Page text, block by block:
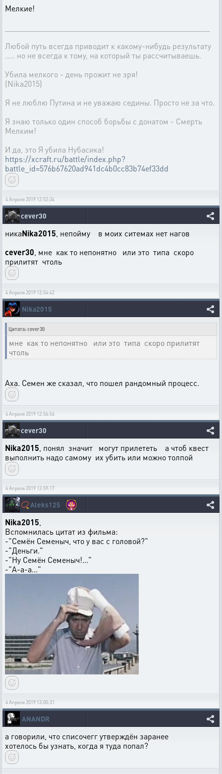
Мелкие!
Любой путь всегда приводит к какому-нибудь результату
..... но не всегда к тому, на который ты рассчитываешь.
Убила мелкого - день прожит не зря!
(Nika2015)
Я не люблю Путина и не уважаю седины. Просто не за что.
Я знаю только один способ борьбы с донатом - Смерть
Мелким!
И да, это Я убила Нубасика!
https://xcraft.ru/battle/index.php?
battle_id=576b67620ad941dc4b0cc83b74ef33dd
4 Апреля 2019 12:52:34
cever30
никаNika2015 , непойму в моих ситемах нет нагов
cever30 , мне как то непонятно или это типа скоро
прилитят чтоль
4 Апреля 2019 12:54:42
Nika2015
Цитата: cever30
мне как то непонятно или это типа скоро прилитят
чтоль
Аха. Семен же сказал, что пошел рандомный процесс.
4 Апреля 2019 12:56:54
cever30
Nika2015 , понял значит могут прилететь а чтоб квест
выполнить надо самому их убить или можно толпой
4 Апреля 2019 12:59:17
📿Aleks125
Nika2015
Вспомнилась цитат из фильма:
-"Семён Семеныч, что у вас с головой?"
-"Деньги."
-"Ну Семён Семеныч!..."
-"А-а-а..."
4 Апреля 2019 13:00:31
ANANDR
а говорили, что списочегг утверждён заранее
хотелось бы узнать, когда я туда попал?